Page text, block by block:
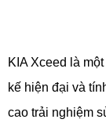
KIA Xceed là
kế hiện đại và
cao trải nghiệm